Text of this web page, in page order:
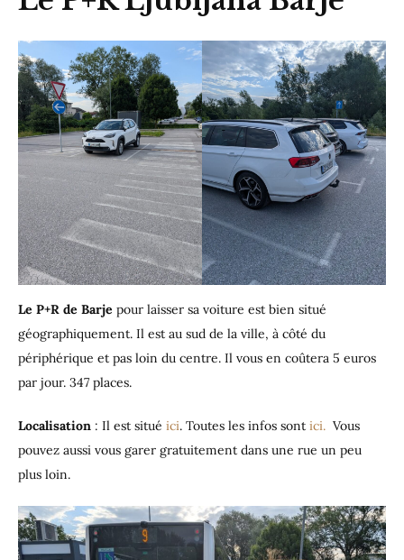
Le P+R de Barje pour laisser sa voiture est bien situé
géographiquement. Il est au sud de la ville, à côté du
périphérique et pas loin du centre. Il vous en coûtera 5 euros
par jour. 347 places.
Localisation : Il est situé ici. Toutes les infos sont ici. Vous
pouvez aussi vous garer gratuitement dans une rue un peu
plus loin.